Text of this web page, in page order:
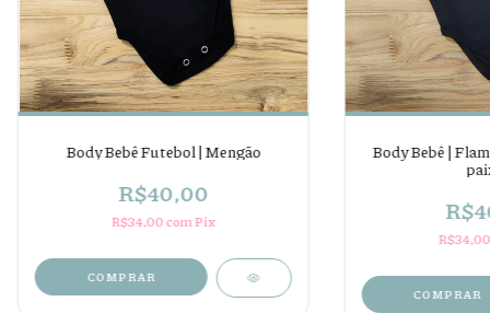
Body Bebê Futebol | Mengão
R$40,00
R$34,00comPix
COMPRAR
Body Bebê |
COMPRAR